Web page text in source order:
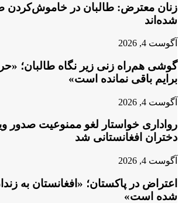
زنان معترض: طالبان در خاموش‌کردن
شده‌اند
آگوست 4, 2026
گوشی هم‌راه زنی زیر نگاه طالبان؛
برایم باقی نمانده است»
آگوست 4, 2026
رواداری خواستار لغو ممنوعیت صدور
دختران افغانستانی شد
آگوست 4, 2026
اعتراض در پاکستان؛ «افغانستان به
شده است»